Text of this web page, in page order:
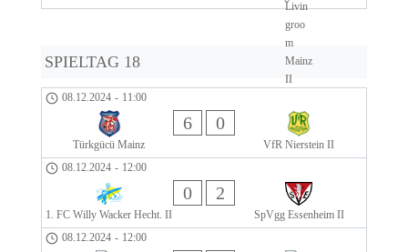
SPIELTAG 18
08.12.2024 - 11:00
Türkgücü Mainz
6 0
VfR Nierstein II
08.12.2024 - 12:00
1. FC Willy Wacker Hecht. II
0 2
SpVgg Essenheim II
08.12.2024 - 12:00